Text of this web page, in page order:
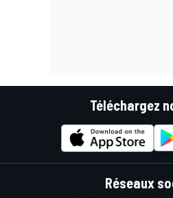
Téléchargez
Réseaux